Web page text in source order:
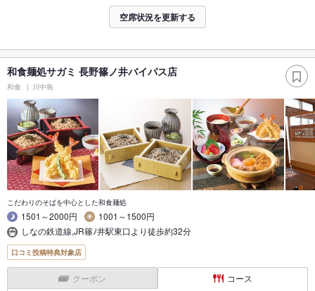
空席状況を更新する
和食麺処サガミ 長野篠ノ井バイパス店
和食 川中島
こだわりのそばを中心とした和食麺処
1501～2000円
1001～1500円
しなの鉄道線,JR篠ﾉ井駅東口より徒歩約32分
口コミ投稿特典対象店
クーポン コース